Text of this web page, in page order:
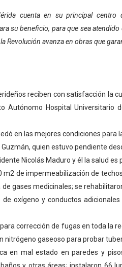
en plan vacacional integral
punto de cruz
del hospital Sor
en visita del Consejo
Internacional de la
productivo en Rangel
al curso de Emergencia
en proceso de ruralidad
El Vigía con microcréditos a
en el sector La Montañita
de origami
cuenta en su principal centro
su beneficio, para que sea
Revolución avanza en obras que
reciben con satisfacción la
Autónomo Hospital Universitario
en las mejores condiciones para
quien estuvo pendiente
Nicolás Maduro y él la salud es
m2 de impermeabilización de
gases medicinales; se
oxígeno y conductos
corrección de fugas en toda la
nitrógeno gaseoso para probar
en mal estado en paredes y